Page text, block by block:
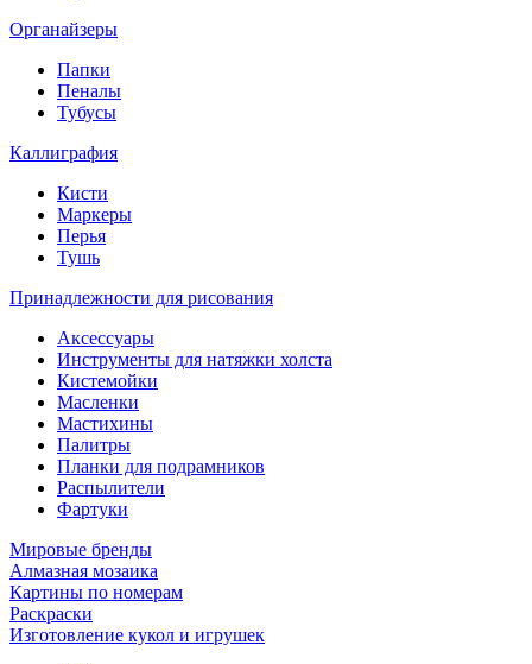
Органайзеры
Папки
Пеналы
Тубусы
Каллиграфия
Кисти
Маркеры
Перья
Тушь
Принадлежности для рисования
Аксессуары
Инструменты для натяжки холста
Кистемойки
Масленки
Мастихины
Палитры
Планки для подрамников
Распылители
Фартуки
Мировые бренды
Алмазная мозаика
Картины по номерам
Раскраски
Изготовление кукол и игрушек